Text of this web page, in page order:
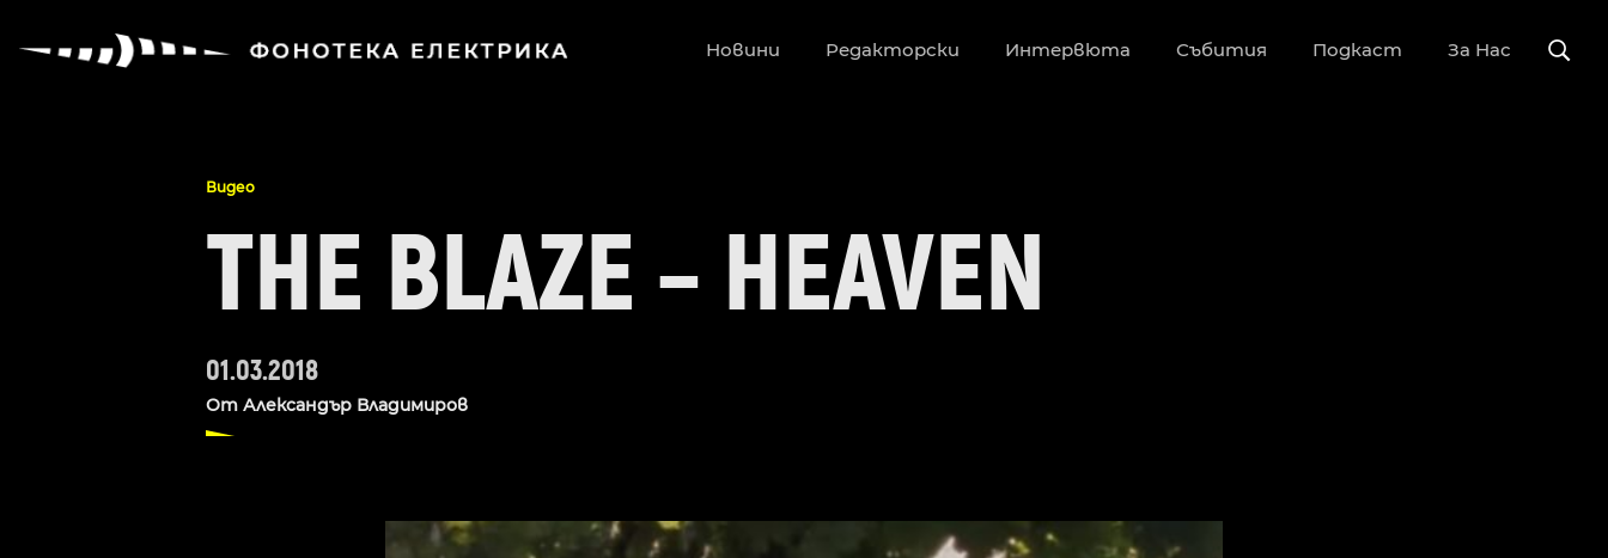
Новини Редакторски Интервюта Събития Подкаст За Нас
Видео
THE BLAZE – HEAVEN
01.03.2018
От Александър Владимиров